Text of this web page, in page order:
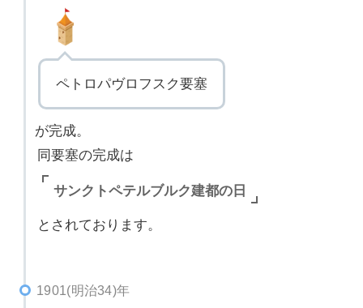
ペトロパヴロフスク要塞
が完成。
同要塞の完成は
サンクトペテルブルク建都の日
とされております。
1901(明治34)年